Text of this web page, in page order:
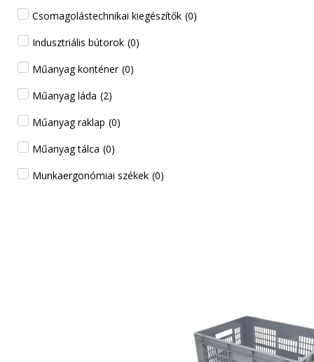
Csomagolástechnikai kiegészítők (0)
Indusztriális bútorok (0)
Műanyag konténer (0)
Műanyag láda (2)
Műanyag raklap (0)
Műanyag tálca (0)
Munkaergonómiai székek (0)